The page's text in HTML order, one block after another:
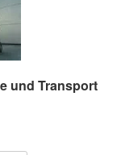
und Transport